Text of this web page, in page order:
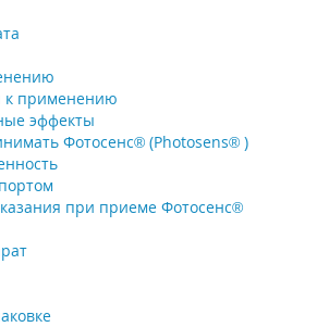
к применению
эффекты
Фотосенс® (Photosens® )
при приеме Фотосенс®